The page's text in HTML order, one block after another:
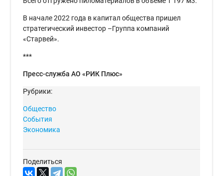
В начале 2022 года в капитал общества пришел
стратегический инвестор –Группа компаний
«Старвей».
***
Пресс-служба АО «РИК Плюс»
Рубрики:
Общество
События
Экономика
Поделиться